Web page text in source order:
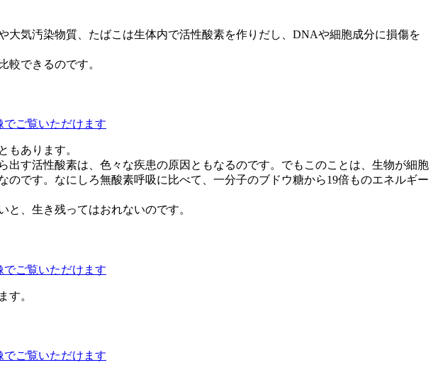
気汚染物質、たばこは生体内で活性酸素を作りだし、DNAや細胞成分に損傷を
較できるのです。
もあります。
す活性酸素は、色々な疾患の原因ともなるのです。でもこのことは、生物が細胞
です。なにしろ無酸素呼吸に比べて、一分子のブドウ糖から19倍ものエネルギー
、生き残ってはおれないのです。
す。